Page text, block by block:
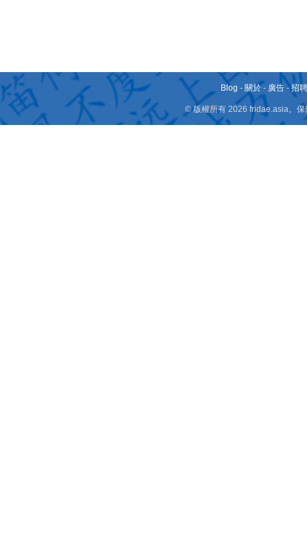
Blog - 關於 - 廣告 -招
© 版權所有 2026 fridae.asia。